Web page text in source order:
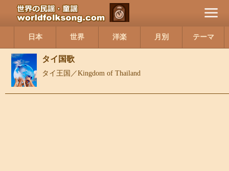
日本 世界 洋楽 月別 テーマ
タイ国歌
タイ王国／Kingdom of Thailand